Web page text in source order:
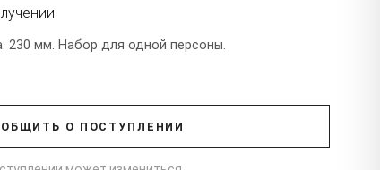
230 мм. Набор для одной персоны.
О ПОСТУПЛЕНИИ